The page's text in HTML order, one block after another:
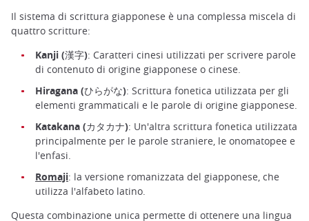
Il sistema di scrittura giapponese è una complessa miscela di
quattro scritture:
Kanji (漢字): Caratteri cinesi utilizzati per scrivere parole
di contenuto di origine giapponese o cinese.
Hiragana (ひらがな): Scrittura fonetica utilizzata per gli
elementi grammaticali e le parole di origine giapponese.
Katakana (カタカナ): Un'altra scrittura fonetica utilizzata
principalmente per le parole straniere, le onomatopee e
l'enfasi.
Romaji: la versione romanizzata del giapponese, che
utilizza l'alfabeto latino.
Questa combinazione unica permette di ottenere una lingua